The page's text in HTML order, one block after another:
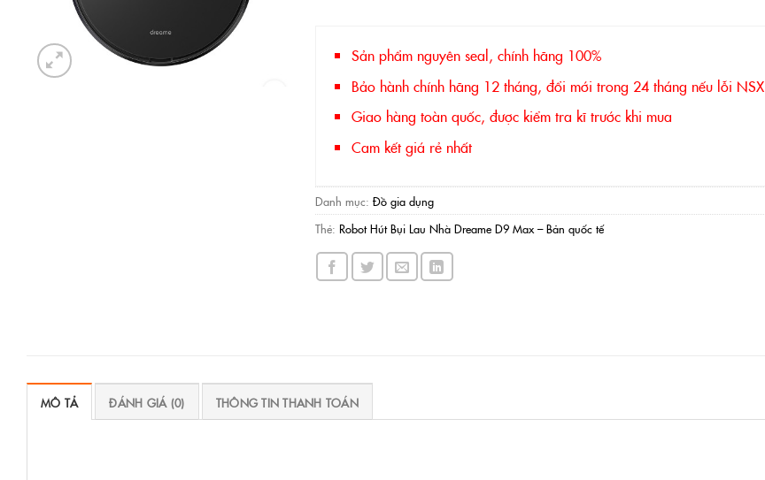
Sản phẩm nguyên seal, chính hãng 100%
Bảo hành chính hãng 12 tháng, đổi mới trong 24 tháng nếu lỗi NSX
Giao hàng toàn quốc, được kiểm tra kĩ trước khi mua
Cam kết giá rẻ nhất
Danh mục: Đồ gia dụng
Thẻ: Robot Hút Bụi Lau Nhà Dreame D9 Max – Bản quốc tế
MÔ TẢ ĐÁNH GIÁ (0) THÔNG TIN THANH TOÁN